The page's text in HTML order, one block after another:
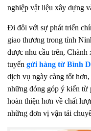
nghiệp vật liệu xây dựng
Đi đôi với sự phát triển
giao thương trong tỉnh
được nhu cầu trên, Chành
tuyến gửi hàng từ Bình
dịch vụ ngày càng tốt
những đóng góp ý kiến từ
hoàn thiện hơn về chất
những đơn vị vận tải